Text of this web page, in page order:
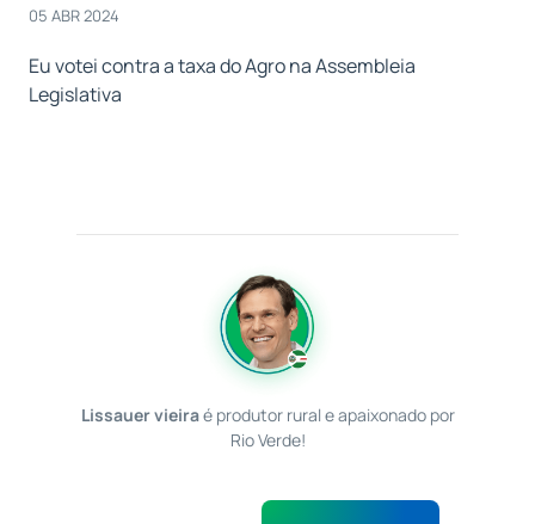
05 ABR 2024
Eu votei contra a taxa do Agro na Assembleia
Legislativa
Lissauer vieiraé produtor rural e apaixonado por
Rio Verde!